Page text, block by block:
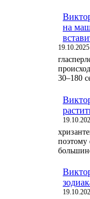
на
19.10.2025
30–180